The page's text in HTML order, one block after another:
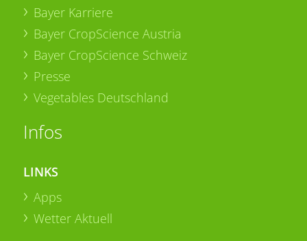
Bayer Karriere
Bayer CropScience Austria
Bayer CropScience Schweiz
Presse
Vegetables Deutschland
Infos
LINKS
Apps
Wetter Aktuell